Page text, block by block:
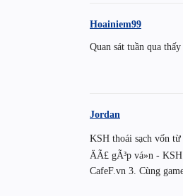
Hoainiem99
Quan sát tuần qua
Jordan
KSH thoái sạch vốn từ
ÄÃ£ gÃ³p vá»n -
CafeF.vn 3. Cùng